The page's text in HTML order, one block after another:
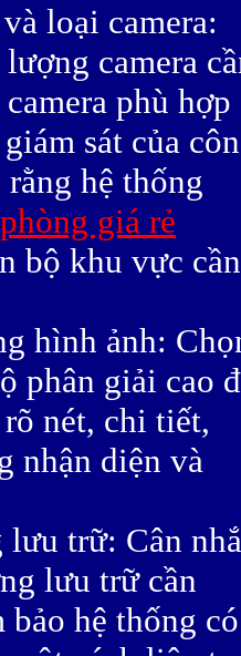
loại camera:
camera
phù hợp
sát của
hệ thống
giá rẻ
bộ khu vực cần
hình ảnh:
phân giải cao
nét, chi tiết,
nhận diện và
lưu trữ: Cân
lưu trữ cần
bảo hệ thống có